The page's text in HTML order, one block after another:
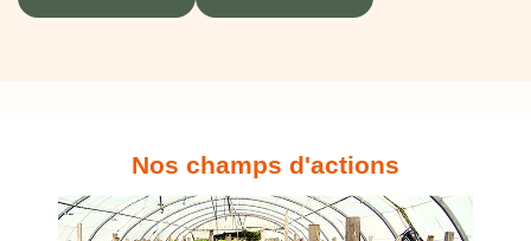
Nos champs d'actions